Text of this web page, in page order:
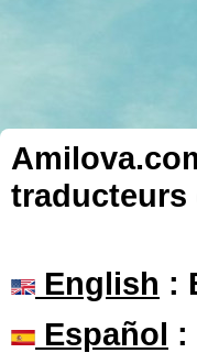
traducteurs
English :
Español :